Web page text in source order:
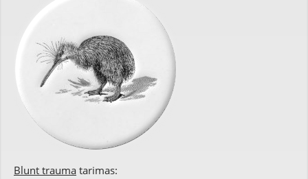
Blunt trauma tarimas: